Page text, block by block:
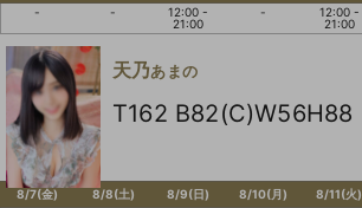
-
-
12:00 -
21:00
-
12:00 -
21:00
天乃あまの
T162 B82(C)W56H88
8/7(金)
8/8(土)
8/9(日)
8/10(月)
8/11(火)